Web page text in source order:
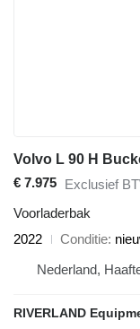
Volvo L 90 H
€ 7.975 Exclusief
Voorladerbak
2022
Conditie
Nederland,
RIVERLAND